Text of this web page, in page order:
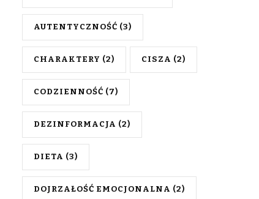
AUTENTYCZNOŚĆ (3)
CHARAKTERY (2) CISZA (2)
CODZIENNOŚĆ (7)
DEZINFORMACJA (2)
DIETA (3)
DOJRZAŁOŚĆ EMOCJONALNA (2)